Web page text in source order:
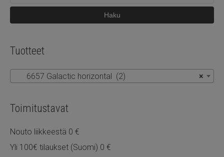
Haku
Tuotteet
×
6657 Galactic horizontal (2)
Toimitustavat
Nouto liikkeestä 0 €
Yli 100€ tilaukset (Suomi) 0 €